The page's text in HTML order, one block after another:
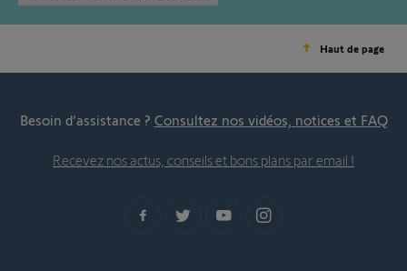
Haut de page
Besoin d’assistance ? Consultez nos vidéos, notices et FAQ
Recevez nos actus, conseils et bons plans par email !